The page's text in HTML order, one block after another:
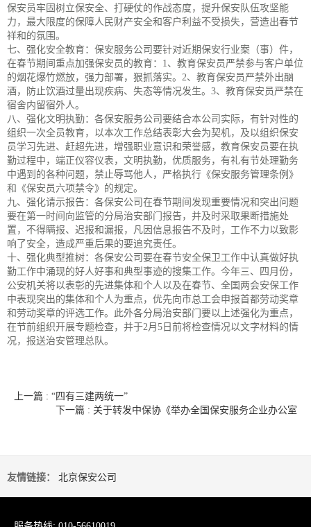
保安员牢固树立保安全、打硬仗的作战态度，提升保安队伍攻坚能
力，最大限度的保障人民财产安全和客户利益不受损失，营造出春节
祥和的氛围。
七、强化安全教育：保安服务公司要针对近期保安行业案（事）件，
在春节期间重点加强保安员的教育：1、教育保安员严禁参与客户单位
的烟花爆竹燃放，强力部署，狠抓落实。2、教育保安员严禁外出酗
酒，防止饮酒过量出现疾病、失态等情况发生。3、教育保安员严禁在
宿舍内留宿外人。
八、强化文明执勤：各保安服务公司要结合本公司实际，有针对性的
组织一次全员教育，以本次工作总结表彰大会为契机，及以组织保安
员学习先进、赶超先进，增强职业意识和荣誉感，教育保安员要在执
勤过程中，端正仪容仪表，文明执勤，优质服务，有礼有节处理勤务
中遇到的各种问题，禁止辱骂他人，严格执行《保安服务管理条例》
和《保安员六项禁令》的规定。
九、强化请示报告：各保安公司在春节期间发现重要情况和突出问题
要在第一时间向监管的分局治安部门报告，并及时采取果断措施处
置，不得瞒报、迟报和漏报，凡因信息报告不及时，工作不力以致影
响了安全，造成严重后果的要追究责任。
十、强化典型推树：各保安公司要在春节安全保卫工作中认真做好执
勤工作中涌现的好人好事和典型事迹的搜集工作。今年三、四月份，
公安机关将以表彰的先进集体和个人以及在春节、全国两会安保工作
中表现突出的集体和个人为重点，优先向市总工会申报首都劳动奖章
和劳动奖章的评选工作。此外各分局治安部门要以上述强化为重点，
在节前组织开展专题检查，并于2月5日前将检查情况以文字材料的情
况，报送治安管理总队。
上一篇 : “四有三建两统一”
下一篇 : 关于转发中保协《举办全国保安服务企业办公室
友情链接： 北京保安公司